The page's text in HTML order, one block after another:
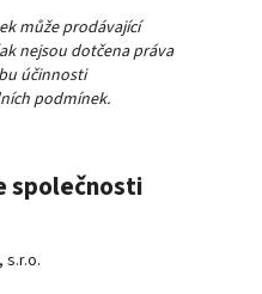
může prodávající
nejsou dotčena práva
účinnosti
podmínek.
společnosti
s.r.o.